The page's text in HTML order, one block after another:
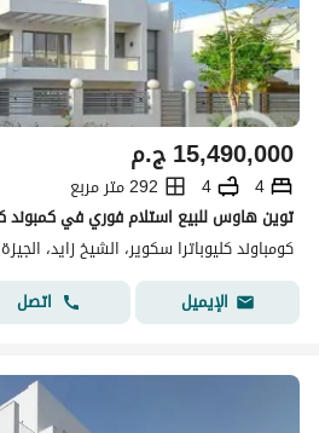
ج.م15,490,000
4
4
292 متر مربع
كومباوند كليوباترا سكوير، الشيخ زايد، الجيزة
الإيميل
اتصل